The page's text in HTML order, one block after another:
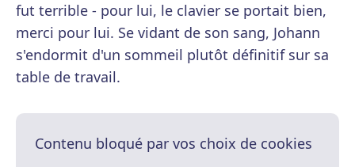
fut terrible - pour lui, le clavier se portait bien,
merci pour lui. Se vidant de son sang, Johann
s'endormit d'un sommeil plutôt définitif sur sa
table de travail.
Contenu bloqué par vos choix de cookies